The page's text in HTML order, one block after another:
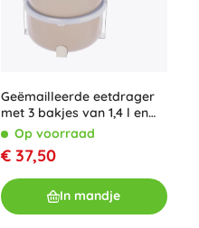
Geëmailleerde eetdrager
met 3 bakjes van 1,4 l en
kunststof deksels
Op voorraad
€ 37,50
In mandje